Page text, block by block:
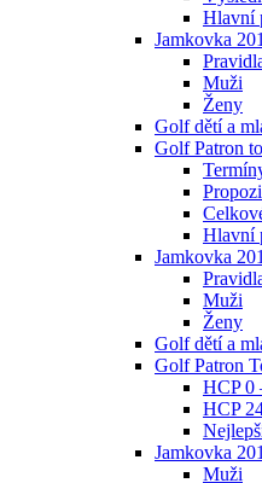
Hlavní
Jamkovka
Muži
Ženy
Golf dětí a
Golf Patron
Hlavní
Jamkovka
Muži
Ženy
Golf dětí a
Golf Patron
HCP 0
HCP
Jamkovka
Muži